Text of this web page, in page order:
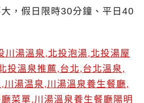
，假日限時30分鐘、平日40